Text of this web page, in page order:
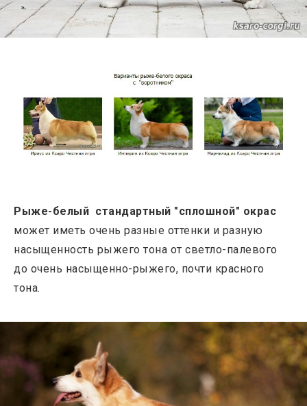
Рыже-белый стандартный "сплошной" окрас
может иметь очень разные оттенки и разную
насыщенность рыжего тона от светло-палевого
до очень насыщенно-рыжего, почти красного
тона.